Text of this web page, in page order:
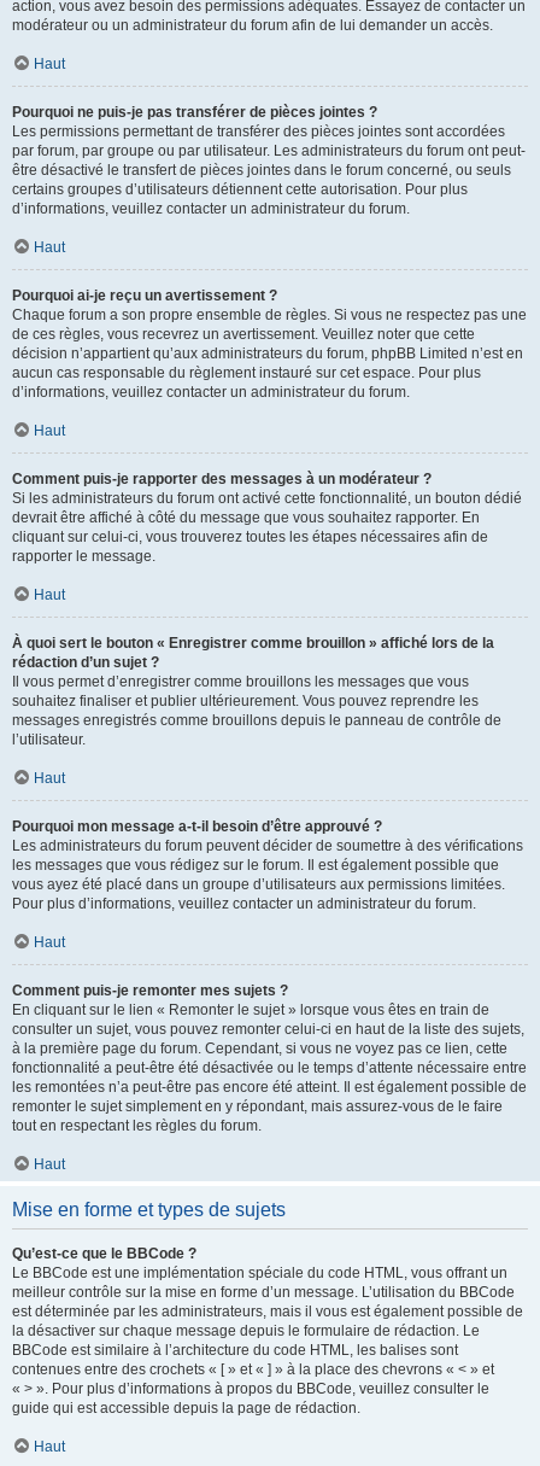
action, vous avez besoin des permissions adéquates. Essayez de contacter un
modérateur ou un administrateur du forum afin de lui demander un accès.
Haut
Pourquoi ne puis-je pas transférer de pièces jointes ?
Les permissions permettant de transférer des pièces jointes sont accordées
par forum, par groupe ou par utilisateur. Les administrateurs du forum ont peut-
être désactivé le transfert de pièces jointes dans le forum concerné, ou seuls
certains groupes d’utilisateurs détiennent cette autorisation. Pour plus
d’informations, veuillez contacter un administrateur du forum.
Haut
Pourquoi ai-je reçu un avertissement ?
Chaque forum a son propre ensemble de règles. Si vous ne respectez pas une
de ces règles, vous recevrez un avertissement. Veuillez noter que cette
décision n’appartient qu’aux administrateurs du forum, phpBB Limited n’est en
aucun cas responsable du règlement instauré sur cet espace. Pour plus
d’informations, veuillez contacter un administrateur du forum.
Haut
Comment puis-je rapporter des messages à un modérateur ?
Si les administrateurs du forum ont activé cette fonctionnalité, un bouton dédié
devrait être affiché à côté du message que vous souhaitez rapporter. En
cliquant sur celui-ci, vous trouverez toutes les étapes nécessaires afin de
rapporter le message.
Haut
À quoi sert le bouton « Enregistrer comme brouillon » affiché lors de la
rédaction d’un sujet ?
Il vous permet d’enregistrer comme brouillons les messages que vous
souhaitez finaliser et publier ultérieurement. Vous pouvez reprendre les
messages enregistrés comme brouillons depuis le panneau de contrôle de
l’utilisateur.
Haut
Pourquoi mon message a-t-il besoin d’être approuvé ?
Les administrateurs du forum peuvent décider de soumettre à des vérifications
les messages que vous rédigez sur le forum. Il est également possible que
vous ayez été placé dans un groupe d’utilisateurs aux permissions limitées.
Pour plus d’informations, veuillez contacter un administrateur du forum.
Haut
Comment puis-je remonter mes sujets ?
En cliquant sur le lien « Remonter le sujet » lorsque vous êtes en train de
consulter un sujet, vous pouvez remonter celui-ci en haut de la liste des sujets,
à la première page du forum. Cependant, si vous ne voyez pas ce lien, cette
fonctionnalité a peut-être été désactivée ou le temps d’attente nécessaire entre
les remontées n’a peut-être pas encore été atteint. Il est également possible de
remonter le sujet simplement en y répondant, mais assurez-vous de le faire
tout en respectant les règles du forum.
Haut
Mise en forme et types de sujets
Qu’est-ce que le BBCode ?
Le BBCode est une implémentation spéciale du code HTML, vous offrant un
meilleur contrôle sur la mise en forme d’un message. L’utilisation du BBCode
est déterminée par les administrateurs, mais il vous est également possible de
la désactiver sur chaque message depuis le formulaire de rédaction. Le
BBCode est similaire à l’architecture du code HTML, les balises sont
contenues entre des crochets « [ » et « ] » à la place des chevrons « < » et
« > ». Pour plus d’informations à propos du BBCode, veuillez consulter le
guide qui est accessible depuis la page de rédaction.
Haut